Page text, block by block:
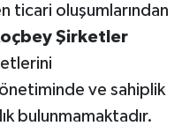
ticari oluşumlarından
Şirketler
ve sahiplik
bulunmamaktadır.